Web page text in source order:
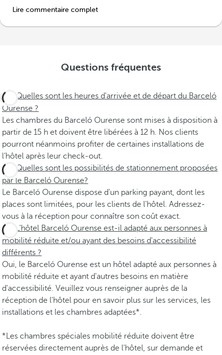
Lire commentaire complet
Questions fréquentes
Quelles sont les heures d'arrivée et de départ du Barceló
Ourense ?
Les chambres du Barceló Ourense sont mises à disposition à
partir de 15 h et doivent être libérées à 12 h. Nos clients
pourront néanmoins profiter de certaines installations de
l’hôtel après leur check-out.
Quelles sont les possibilités de stationnement proposées
par le Barceló Ourense?
Le Barceló Ourense dispose d'un parking payant, dont les
places sont limitées, pour les clients de l'hôtel. Adressez-
vous à la réception pour connaître son coût exact.
L'hôtel Barceló Ourense est-il adapté aux personnes à
mobilité réduite et/ou ayant des besoins d'accessibilité
différents ?
Oui, le Barceló Ourense est un hôtel adapté aux personnes à
mobilité réduite et ayant d'autres besoins en matière
d'accessibilité. Veuillez vous renseigner auprès de la
réception de l'hôtel pour en savoir plus sur les services, les
installations et les chambres adaptées*.
*Les chambres spéciales mobilité réduite doivent être
réservées directement auprès de l'hôtel, sur demande et